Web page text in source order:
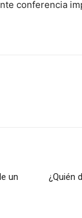
conferencia
un
¿Quién